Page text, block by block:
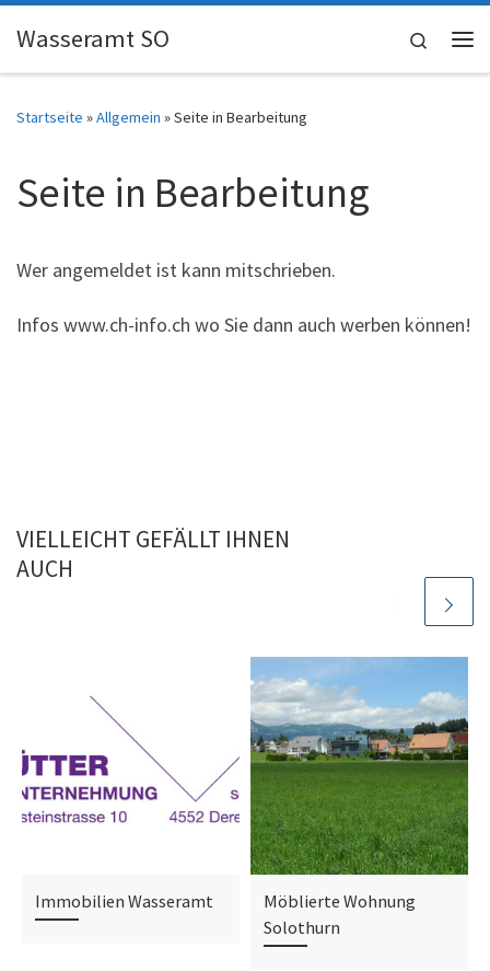
Skip to content
Wasseramt SO
Search
Startseite »Allgemein »Seite in Bearbeitung
Seite in Bearbeitung
Wer angemeldet ist kann mitschrieben.
Infos www.ch-info.ch wo Sie dann auch werben können!
VIELLEICHT GEFÄLLT IHNEN
AUCH
Immobilien Wasseramt
Möblierte Wohnung
Solothurn